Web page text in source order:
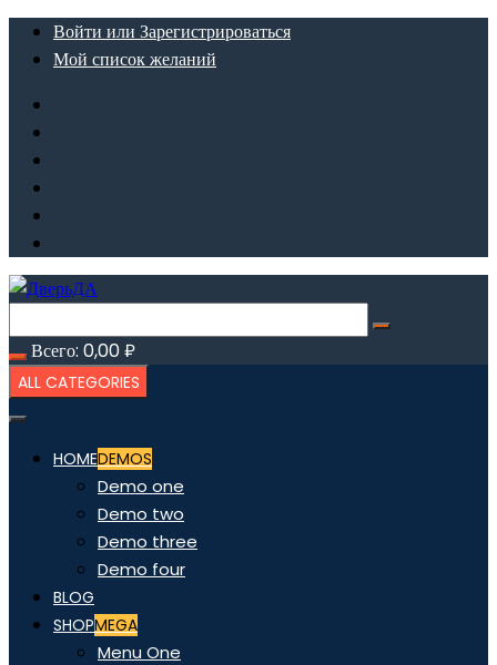
ПерейтиВойти или Зарегистрироваться
Мой список желаний
Всего: 0,00₽
ALL CATEGORIES
HOMEDEMOS
Demo one
Demo two
Demo three
Demo four
BLOG
SHOPMEGA
Menu One